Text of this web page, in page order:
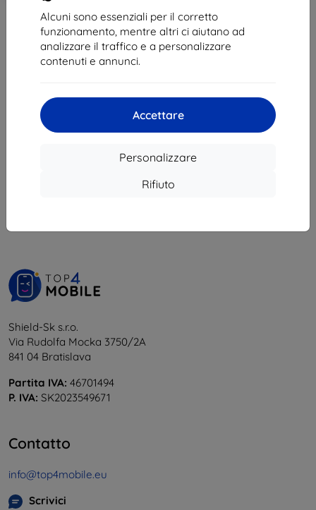
Alcuni sono essenziali per il corretto
funzionamento, mentre altri ci aiutano ad
analizzare il traffico e a personalizzare
contenuti e annunci.
Accettare
Personalizzare
Rifiuto
3MK Nokia 1.3 - protezione lente
3mk
10,89 €
9,81 €
Shield-Sk s.r.o.
Via Rudolfa Mocka 3750/2A
841 04 Bratislava
Partita IVA: 46701494
P. IVA: SK2023549671
Contatto
info@top4mobile.eu
Scrivici